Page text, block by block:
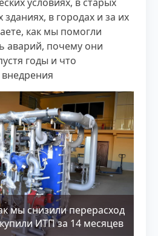
в городах и за их
как мы помогли
аварий, почему они
годы и что
мы снизили перерасход
ИТП за 14 месяцев